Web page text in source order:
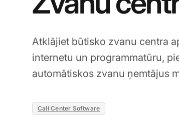
Atklājiet būtisko zvanu centra
internetu un programmatūru,
automātiskos zvanu ņemtājus
Call Center Software